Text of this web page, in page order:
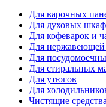
Для варочных
Для духовых
Для кофеварок и
Для нержавеющей
Для
Для стиральных
Для утюгов
Для
Чистящие средства